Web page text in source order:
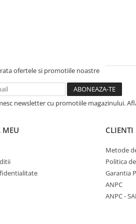
ofertele si promotiile noastre
newsletter cu promotiile magazinului.
CLIENTI
Metode
Politica
Garantia
ANPC
ANPC -